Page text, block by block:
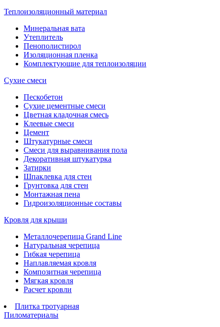
Теплоизоляционный материал
Минеральная вата
Утеплитель
Пенополистирол
Изоляционная пленка
Комплектующие для теплоизоляции
Сухие смеси
Пескобетон
Сухие цементные смеси
Цветная кладочная смесь
Клеевые смеси
Цемент
Штукатурные смеси
Смеси для выравнивания пола
Декоративная штукатурка
Затирки
Шпаклевка для стен
Грунтовка для стен
Монтажная пена
Гидроизоляционные составы
Кровля для крыши
Металлочерепица Grand Line
Натуральная черепица
Гибкая черепица
Наплавляемая кровля
Композитная черепица
Мягкая кровля
Расчет кровли
Плитка тротуарная
Пиломатериалы